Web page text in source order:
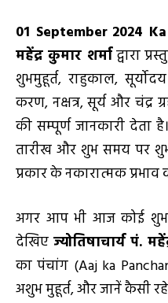
01 September 2024
महेंद्र कुमार शर्माद्वारा
शुभमुहूर्त, राहुकाल,
करण, नक्षत्र, सूर्य और चंद्र
की सम्पूर्ण जानकारी देता
तारीख और शुभ समय पर
प्रकार के नकारात्मक प्रभाव
अगर आप भी आज कोई
देखिए ज्योतिषाचार्य पं.
का पंचांग (Aaj ka
अशुभ मुहूर्त, और जानें कैसी